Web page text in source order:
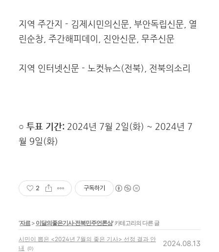
지역 주간지 - 김제시민의신문, 부안독립신문, 열
린순창, 주간해피데이, 진안신문, 무주신문
지역 인터넷신문 - 노컷뉴스(전북), 전북의소리
○ 투표 기간: 2024년 7월 2일(화) ~ 2024년 7
월 9일(화)
2 구독하기
'자료> 이달의좋은기사·전북민주언론상' 카테고리의 다른 글
시민이 뽑은 <2024년 7월의 좋은 기사> 선정 결과 안
내
(0)
2024.08.13